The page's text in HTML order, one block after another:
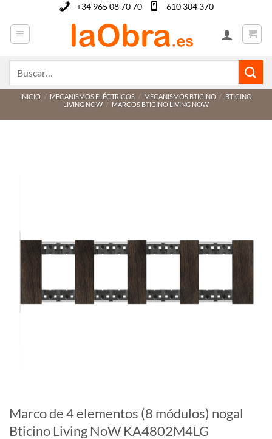
contenido
+34 965 08 70 70 610 304 370
INICIO / MECANISMOS ELÉCTRICOS / MECANISMOS BTICINO / BTICINO
LIVING NOW / MARCOS BTICINO LIVING NOW
Marco de 4 elementos (8 módulos) nogal
Bticino Living NoW KA4802M4LG